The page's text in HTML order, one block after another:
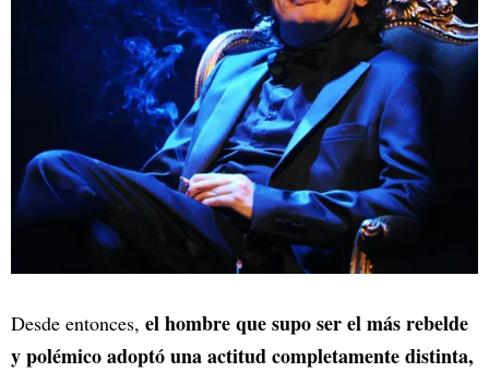
Desde entonces, el hombre que supo ser el más rebelde
y polémico adoptó una actitud completamente distinta,